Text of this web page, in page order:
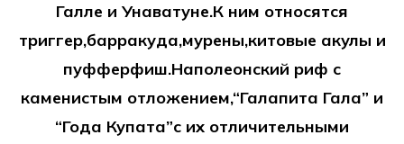
Галле и Унаватуне.К ним относятся
триггер,барракуда,мурены,китовые акулы и
пуфферфиш.Наполеонский риф с
каменистым отложением,“Галапита Гала” и
“Года Купата”с их отличительными